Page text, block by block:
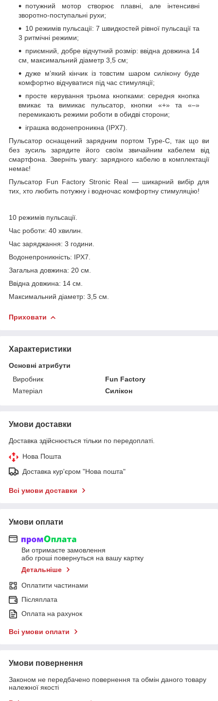
потужний мотор створює плавні, але інтенсивні
зворотно-поступальні рухи;
10 режимів пульсації: 7 швидкостей рівної пульсації та
3 ритмічні режими;
приємний, добре відчутний розмір: ввідна довжина 14
см, максимальний діаметр 3,5 см;
дуже м’який кінчик із товстим шаром силікону буде
комфортно відчуватися під час стимуляції;
просте керування трьома кнопками: середня кнопка
вмикає та вимикає пульсатор, кнопки «+» та «–»
перемикають режими роботи в обидві сторони;
іграшка водонепроникна (IPX7).
Пульсатор оснащений зарядним портом Type-C, так що ви
без зусиль зарядите його своїм звичайним кабелем від
смартфона. Зверніть увагу: зарядного кабелю в комплектації
немає!
Пульсатор Fun Factory Stronic Real — шикарний вибір для
тих, хто любить потужну і водночас комфортну стимуляцію!
10 режимів пульсації.
Час роботи: 40 хвилин.
Час заряджання: 3 години.
Водонепроникність: IPX7.
Загальна довжина: 20 см.
Ввідна довжина: 14 см.
Максимальний діаметр: 3,5 см.
Приховати
Характеристики
Основні атрибути
Виробник
Fun Factory
Матеріал
Силікон
Умови доставки
Доставка здійснюється тільки по передоплаті.
Нова Пошта
Доставка кур'єром "Нова пошта"
Всі умови доставки
Умови оплати
Ви отримаєте замовлення
або гроші повернуться на вашу картку
Детальніше
Оплатити частинами
Післяплата
Оплата на рахунок
Всі умови оплати
Умови повернення
Законом не передбачено повернення та обмін даного товару
належної якості